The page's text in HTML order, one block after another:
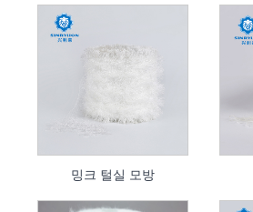
밍크 털실 모방